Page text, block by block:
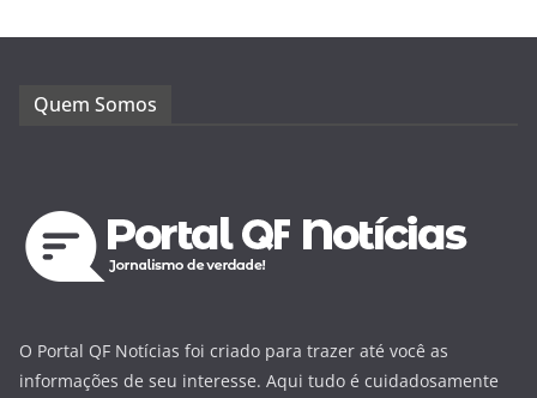
Quem Somos
O Portal QF Notícias foi criado para trazer até você as
informações de seu interesse. Aqui tudo é cuidadosamente